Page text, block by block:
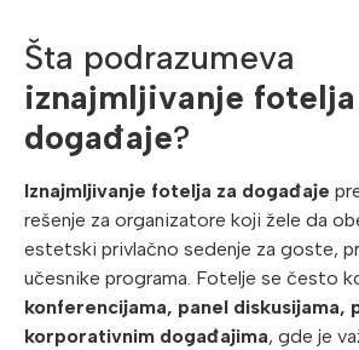
Šta podrazumeva
iznajmljivanje fotelja
događaje?
Iznajmljivanje fotelja za događaje
rešenje za organizatore koji žele da
estetski privlačno sedenje za goste,
učesnike programa. Fotelje se često
konferencijama, panel diskusijama,
korporativnim događajima, gde je